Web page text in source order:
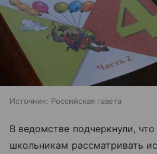
Источник: Российская газета
В ведомстве подчеркнули,
школьникам рассматривать